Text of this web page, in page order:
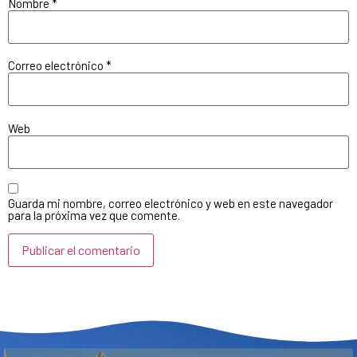
Nombre *
Correo electrónico *
Web
Guarda mi nombre, correo electrónico y web en este navegador
para la próxima vez que comente.